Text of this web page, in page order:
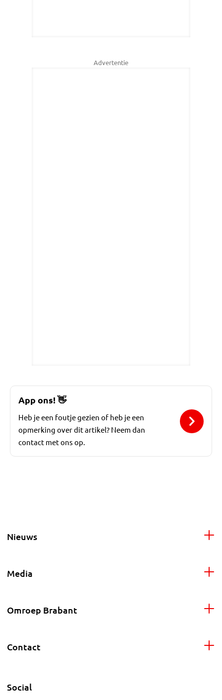
Advertentie
App ons!👋
Heb je een foutje gezien of heb je een
opmerking over dit artikel? Neem dan
contact met ons op.
Nieuws
Media
Omroep Brabant
Contact
Social